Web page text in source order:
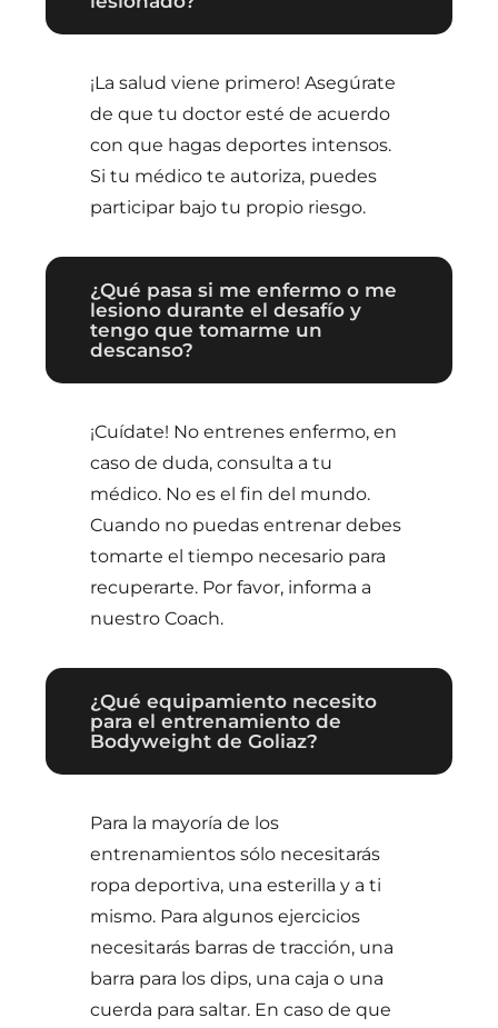
¡La salud viene primero! Asegúrate
de que tu doctor esté de acuerdo
con que hagas deportes intensos.
Si tu médico te autoriza, puedes
participar bajo tu propio riesgo.
¿Qué pasa si me enfermo o me
lesiono durante el desafío y
tengo que tomarme un
descanso?
¡Cuídate! No entrenes enfermo, en
caso de duda, consulta a tu
médico. No es el fin del mundo.
Cuando no puedas entrenar debes
tomarte el tiempo necesario para
recuperarte. Por favor, informa a
nuestro Coach.
¿Qué equipamiento necesito
para el entrenamiento de
Bodyweight de Goliaz?
Para la mayoría de los
entrenamientos sólo necesitarás
ropa deportiva, una esterilla y a ti
mismo. Para algunos ejercicios
necesitarás barras de tracción, una
barra para los dips, una caja o una
cuerda para saltar. En caso de que